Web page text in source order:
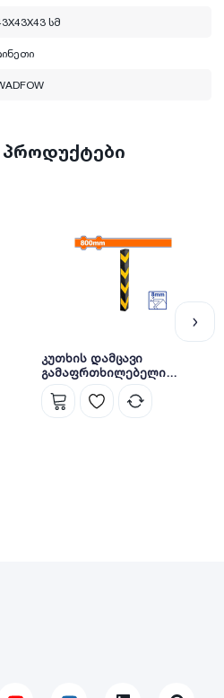
სმ
პროდუქტები
კუთხის დამცავი
გამაფრთხილებელი
ნიშანი 1000X800 მმ
(WYJ5A06) WADFOW